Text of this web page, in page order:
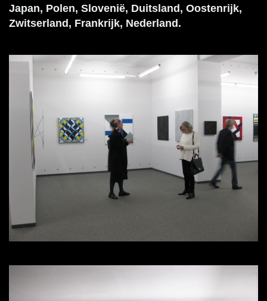
Japan, Polen, Slovenië, Duitsland, Oostenrijk,
Zwitserland, Frankrijk, Nederland.